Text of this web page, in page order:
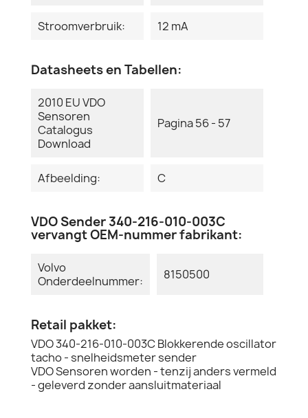
Stroomverbruik: 12 mA
Datasheets en Tabellen:
2010 EU VDO
Sensoren
Catalogus
Download
Pagina 56 - 57
Afbeelding: C
VDO Sender 340-216-010-003C
vervangt OEM-nummer fabrikant:
Volvo
Onderdeelnummer:
8150500
Retail pakket:
VDO 340-216-010-003C Blokkerende oscillator
tacho - snelheidsmeter sender
VDO Sensoren worden - tenzij anders vermeld
- geleverd zonder aansluitmateriaal